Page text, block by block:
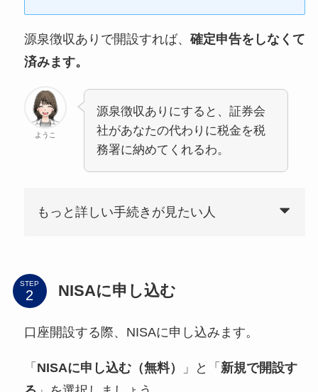
源泉徴収ありで開設すれば、 確定申告をしなくて
済みます。
ようこ
源泉徴収ありにすると、証券会
社があなたの代わりに税金を税
務署に納めてくれるわ。
もっと詳しい手続きが見たい人
STEP NISAに申し込む
口座開設する際、NISAに申し込みます。
「 NISAに申し込む（無料） 」と「 新規で開設す